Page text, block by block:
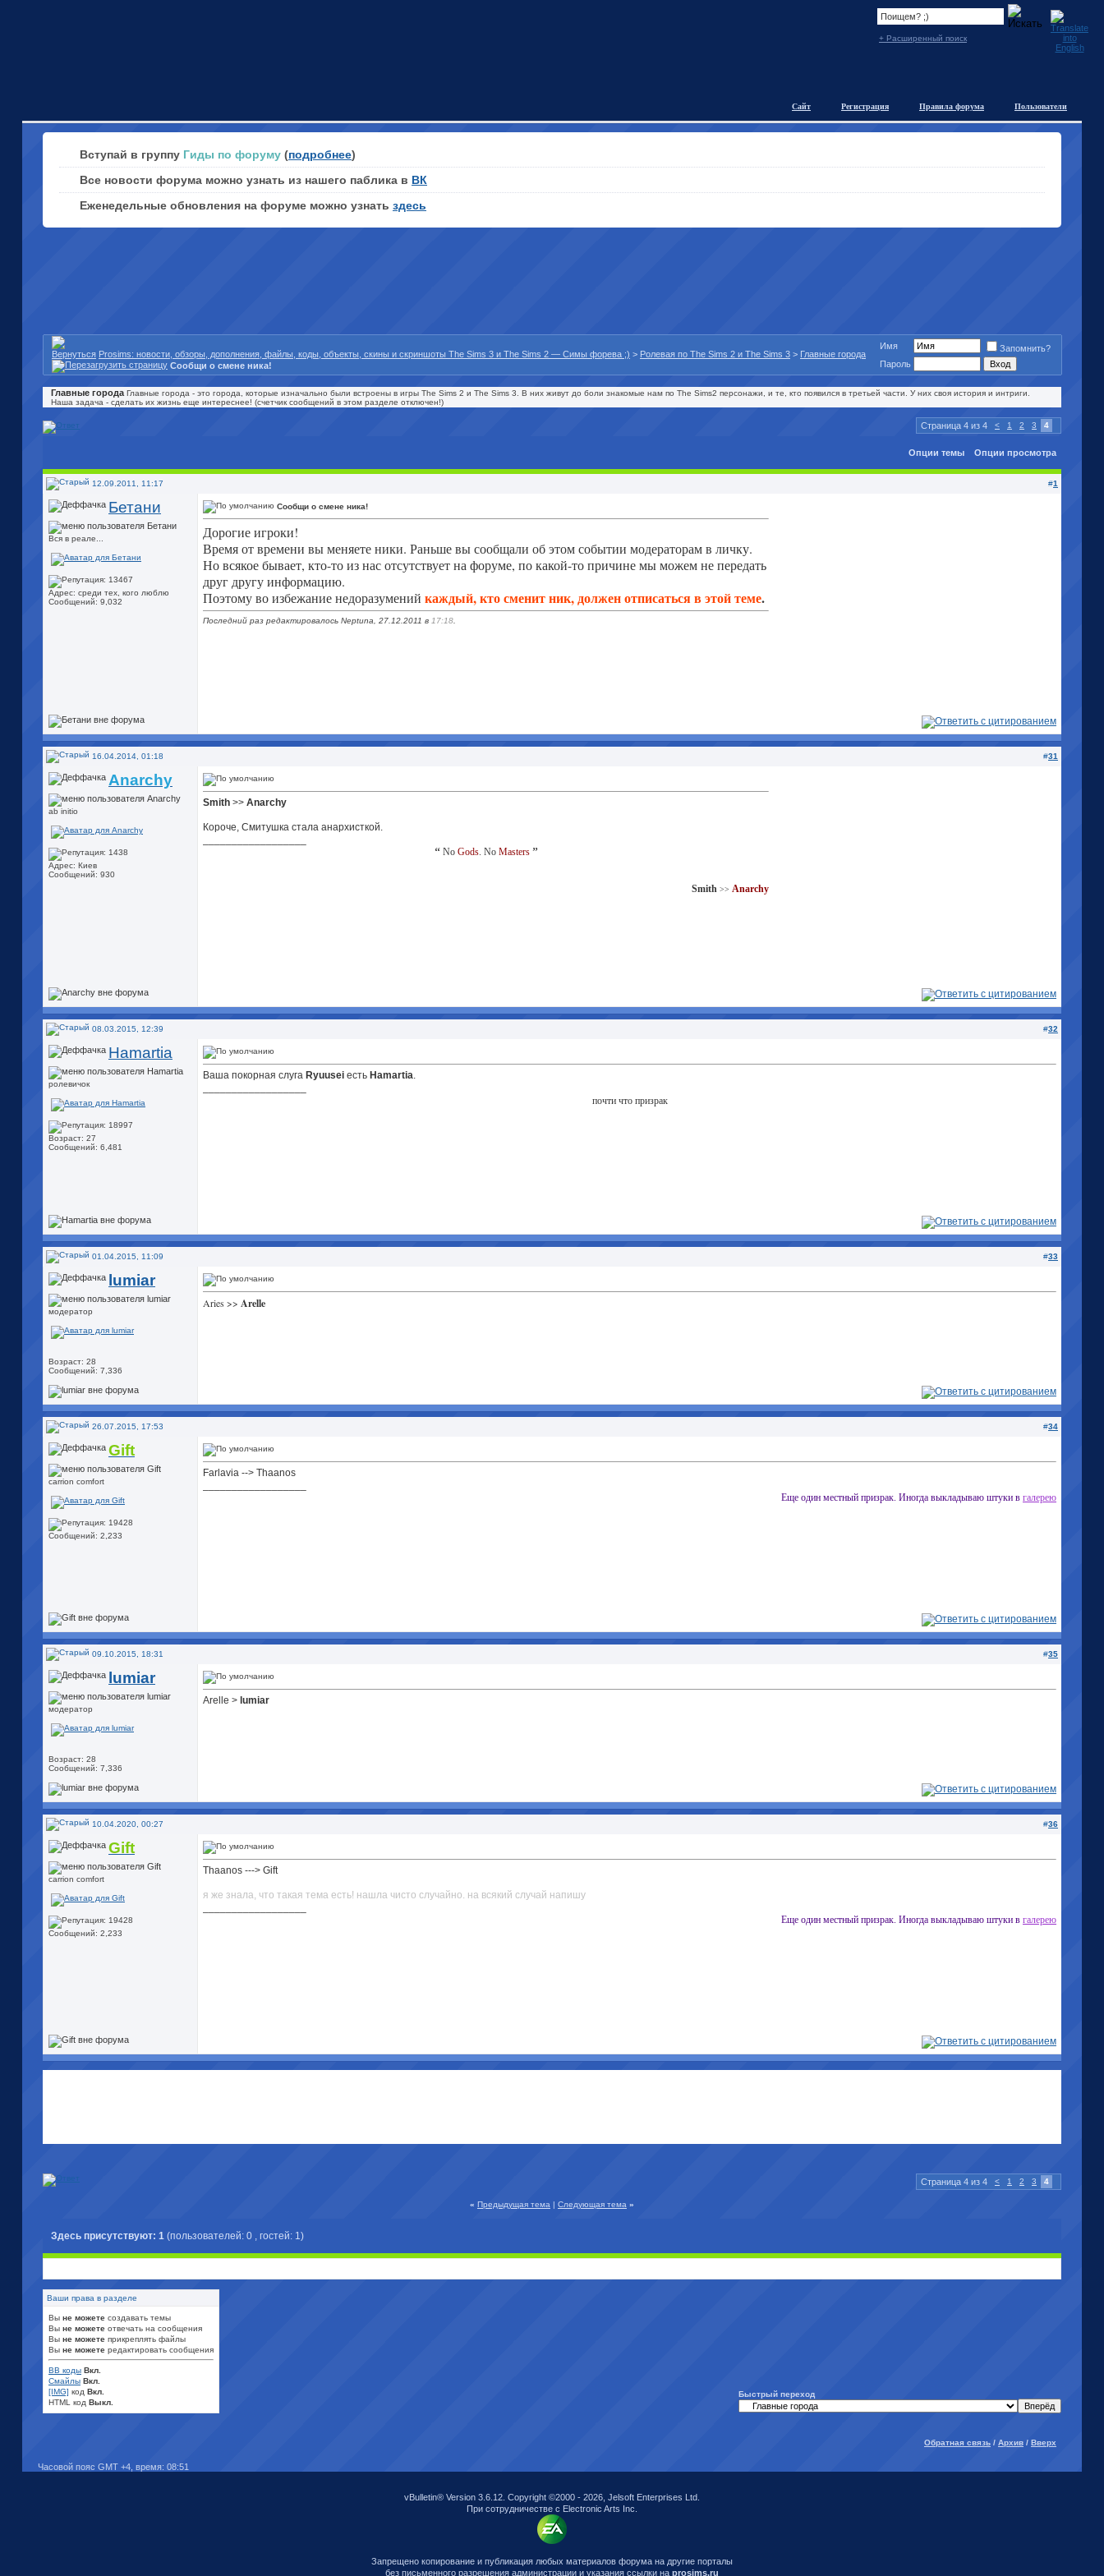
+ Расширенный поиск
Пользователи
Правила форума
Регистрация
Сайт
Вступай в группу Гиды по форуму (подробнее)
Все новости форума можно узнать из нашего паблика в ВК
Еженедельные обновления на форуме можно узнать здесь
Prosims: новости, обзоры, дополнения, файлы, коды, объекты, скины и скриншоты The Sims 3 и The Sims 2 — Симы форева ;) > Ролевая по The Sims 2 и The Sims 3 > Главные города
Сообщи о смене ника!
Имя
Запомнить?
Пароль
Главные города Главные города - это города, которые изначально были встроены в игры The Sims 2 и The Sims 3. В них живут до боли знакомые нам по The Sims2 персонажи, и те, кто появился в третьей части. У них своя история и интриги.
Наша задача - сделать их жизнь еще интереснее! (счетчик сообщений в этом разделе отключен!)
Страница 4 из 4 < 1 2 3 4
Опции темы Опции просмотра
12.09.2011, 11:17 #1
Бетани
Вся в реале...
Адрес: среди тех, кого люблю
Сообщений: 9,032
Сообщи о смене ника!
Дорогие игроки!
Время от времени вы меняете ники. Раньше вы сообщали об этом событии модераторам в личку.
Но всякое бывает, кто-то из нас отсутствует на форуме, по какой-то причине мы можем не передать
друг другу информацию.
Поэтому во избежание недоразумений каждый, кто сменит ник, должен отписаться в этой теме.
Последний раз редактировалось Neptuna, 27.12.2011 в 17:18
16.04.2014, 01:18 #31
Anarchy
ab initio
Адрес: Киев
Сообщений: 930
Smith >> Anarchy
Короче, Смитушка стала анархисткой.
‘‘No Gods. No Masters ’’
Smith >> Anarchy
08.03.2015, 12:39 #32
Hamartia
ролевичок
Возраст: 27
Сообщений: 6,481
Ваша покорная слуга Ryuusei есть Hamartia.
почти что призрак
01.04.2015, 11:09 #33
lumiar
модератор
Возраст: 28
Сообщений: 7,336
Aries >> Arelle
26.07.2015, 17:53 #34
Gift
carrion comfort
Сообщений: 2,233
Farlavia --> Thaanos
Еще один местный призрак. Иногда выкладываю штуки в галерею
09.10.2015, 18:31 #35
lumiar
модератор
Возраст: 28
Сообщений: 7,336
Arelle > lumiar
10.04.2020, 00:27 #36
Gift
carrion comfort
Сообщений: 2,233
Thaanos ---> Gift
я же знала, что такая тема есть! нашла чисто случайно. на всякий случай напишу
Еще один местный призрак. Иногда выкладываю штуки в галерею
Страница 4 из 4 < 1 2 3 4
« Предыдущая тема | Следующая тема »
Здесь присутствуют: 1 (пользователей: 0 , гостей: 1)
Ваши права в разделе
Вы не можете создавать темы
Вы не можете отвечать на сообщения
Вы не можете прикреплять файлы
Вы не можете редактировать сообщения
BB коды Вкл.
Смайлы Вкл.
[IMG] код Вкл.
HTML код Выкл.
Быстрый переход
Обратная связь / Архив / Вверх
Часовой пояс GMT +4, время: 08:51
vBulletin® Version 3.6.12. Copyright ©2000 - 2026, Jelsoft Enterprises Ltd.
При сотрудничестве с Electronic Arts Inc.
Запрещено копирование и публикация любых материалов форума на другие порталы
без письменного разрешения администрации и указания ссылки на prosims.ru